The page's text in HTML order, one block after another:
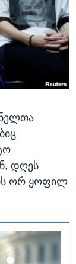
დღეს
ორ ყოფილ